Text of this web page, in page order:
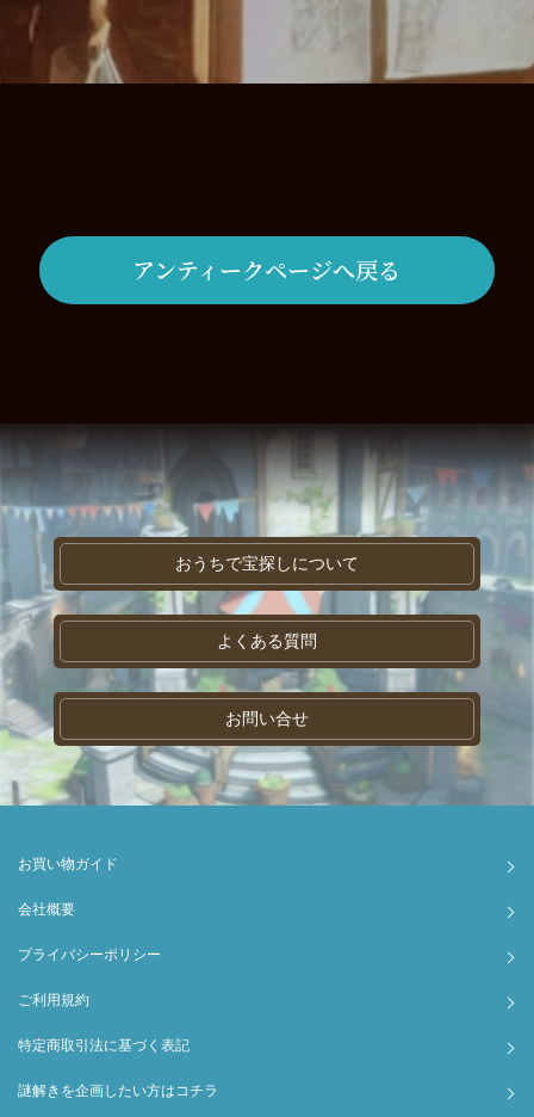
アンティークページへ戻る
おうちで宝探しについて
よくある質問
お問い合せ
お買い物ガイド
会社概要
プライバシーポリシー
ご利用規約
特定商取引法に基づく表記
謎解きを企画したい方はコチラ